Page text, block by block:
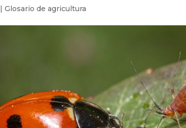
|Glosario de agricultura